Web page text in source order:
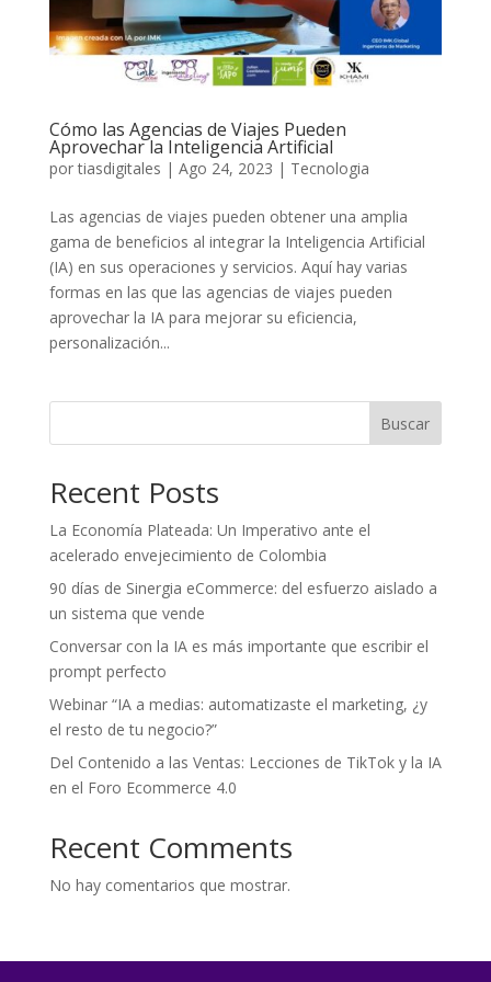
Cómo las Agencias de Viajes Pueden
Aprovechar la Inteligencia Artificial
portiasdigitales | Ago 24, 2023 | Tecnologia
Las agencias de viajes pueden obtener una amplia
gama de beneficios al integrar la Inteligencia Artificial
(IA) en sus operaciones y servicios. Aquí hay varias
formas en las que las agencias de viajes pueden
aprovechar la IA para mejorar su eficiencia,
personalización...
Buscar
Recent Posts
La Economía Plateada: Un Imperativo ante el
acelerado envejecimiento de Colombia
90 días de Sinergia eCommerce: del esfuerzo aislado a
un sistema que vende
Conversar con la IA es más importante que escribir el
prompt perfecto
Webinar “IA a medias: automatizaste el marketing, ¿y
el resto de tu negocio?”
Del Contenido a las Ventas: Lecciones de TikTok y la IA
en el Foro Ecommerce 4.0
Recent Comments
No hay comentarios que mostrar.